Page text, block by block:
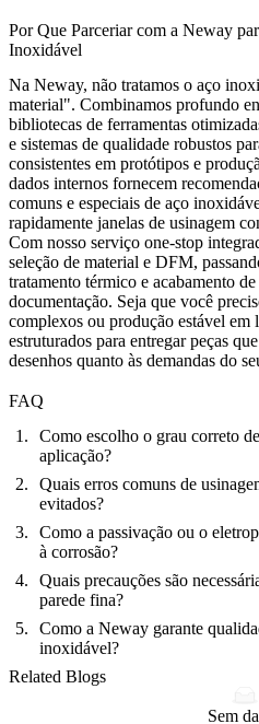
Por Que Parceriar com a Neway
Inoxidável
Na Neway, não tratamos o aço
material". Combinamos profundo
bibliotecas de ferramentas
e sistemas de qualidade robustos
consistentes em protótipos e
dados internos fornecem
comuns e especiais de aço
rapidamente janelas de usinagem
Com nosso serviço one-stop
seleção de material e DFM,
tratamento térmico e acabamento
documentação. Seja que você
complexos ou produção estável em
estruturados para entregar peças
desenhos quanto às demandas do
FAQ
Como escolho o grau correto
aplicação?
Quais erros comuns de
evitados?
Como a passivação ou o
à corrosão?
Quais precauções são
parede fina?
Como a Neway garante
inoxidável?
Related Blogs
Sem